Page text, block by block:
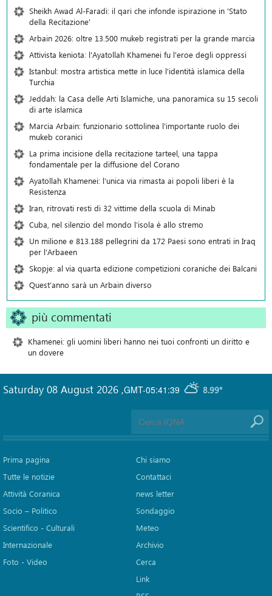
Sheikh Awad Al-Faradi: il qari che infonde ispirazione in 'Stato
della Recitazione'
Arbain 2026: oltre 13.500 mukeb registrati per la grande marcia
Attivista keniota: l'Ayatollah Khamenei fu l'eroe degli oppressi
Istanbul: mostra artistica mette in luce l'identità islamica della
Turchia
Jeddah: la Casa delle Arti Islamiche, una panoramica su 15 secoli
di arte islamica
Marcia Arbain: funzionario sottolinea l'importante ruolo dei
mukeb coranici
La prima incisione della recitazione tarteel, una tappa
fondamentale per la diffusione del Corano
Ayatollah Khamenei: l’unica via rimasta ai popoli liberi è la
Resistenza
Iran, ritrovati resti di 32 vittime della scuola di Minab
Cuba, nel silenzio del mondo l’isola è allo stremo
Un milione e 813.188 pellegrini da 172 Paesi sono entrati in Iraq
per l’Arbaeen
Skopje: al via quarta edizione competizioni coraniche dei Balcani
Quest’anno sarà un Arbain diverso
più commentati
Khamenei: gli uomini liberi hanno nei tuoi confronti un diritto e
un dovere
GMT-05:41:39 8.99°
Saturday 08 August 2026 ,
Prima pagina
Tutte le notizie
Attività Coranica
Socio – Politico
Scientifico - Culturali
Internazionale
Foto - Video
Chi siamo
Contattaci
news letter
Sondaggio
Meteo
Archivio
Cerca
Link